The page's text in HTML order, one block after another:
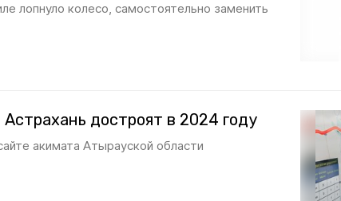
лопнуло колесо, самостоятельно заменить
достроят в 2024 году
акимата Атырауской области